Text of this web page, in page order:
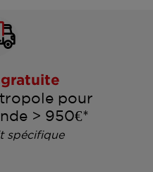
pour
> 950€*
spécifique